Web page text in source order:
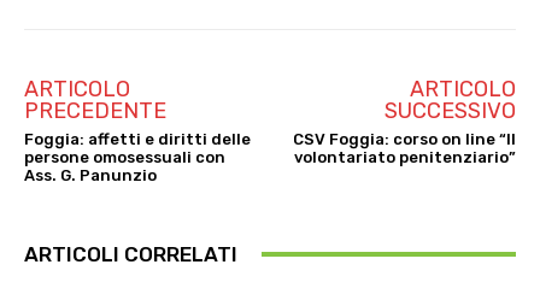
ARTICOLO
PRECEDENTE
Foggia: affetti e diritti delle
persone omosessuali con
Ass. G. Panunzio
ARTICOLO
SUCCESSIVO
CSV Foggia: corso on line “Il
volontariato penitenziario”
ARTICOLI CORRELATI